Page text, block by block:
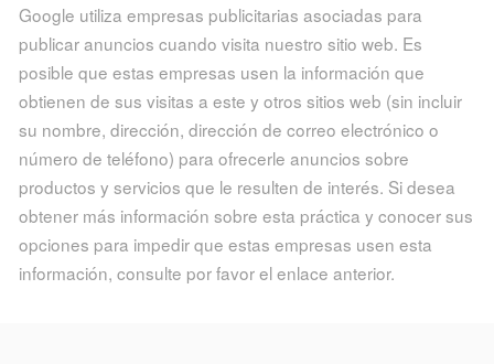
Google utiliza empresas publicitarias asociadas para
publicar anuncios cuando visita nuestro sitio web. Es
posible que estas empresas usen la información que
obtienen de sus visitas a este y otros sitios web (sin incluir
su nombre, dirección, dirección de correo electrónico o
número de teléfono) para ofrecerle anuncios sobre
productos y servicios que le resulten de interés. Si desea
obtener más información sobre esta práctica y conocer sus
opciones para impedir que estas empresas usen esta
información, consulte por favor el enlace anterior.